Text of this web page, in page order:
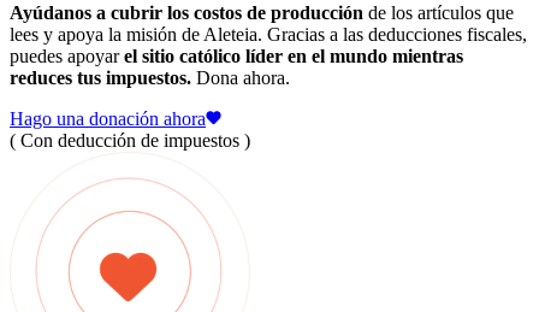
Ayúdanos a cubrir los costos de producción de los artículos que
lees y apoya la misión de Aleteia. Gracias a las deducciones fiscales,
puedes apoyarel sitio católico líder en el mundo mientras
reduces tus impuestos. Dona ahora.
Hago una donación ahora
( Con deducción de impuestos )